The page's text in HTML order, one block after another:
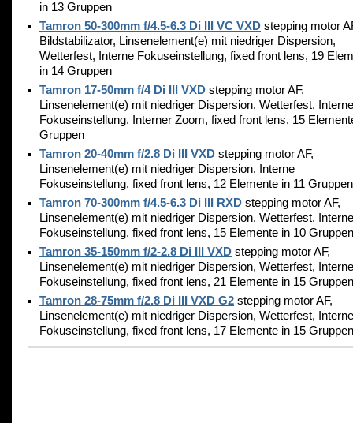
in 13 Gruppen
Tamron 50-300mm f/4.5-6.3 Di III VC VXD stepping motor
Bildstabilizator, Linsenelement(e) mit niedriger Dispersion,
Wetterfest, Interne Fokuseinstellung, fixed front lens, 19
in 14 Gruppen
Tamron 17-50mm f/4 Di III VXD stepping motor AF,
Linsenelement(e) mit niedriger Dispersion, Wetterfest, Interne
Fokuseinstellung, Interner Zoom, fixed front lens, 15
Gruppen
Tamron 20-40mm f/2.8 Di III VXD stepping motor AF,
Linsenelement(e) mit niedriger Dispersion, Interne
Fokuseinstellung, fixed front lens, 12 Elemente in 11 Gruppen
Tamron 70-300mm f/4.5-6.3 Di III RXD stepping motor AF,
Linsenelement(e) mit niedriger Dispersion, Wetterfest, Interne
Fokuseinstellung, fixed front lens, 15 Elemente in 10 Gruppen
Tamron 35-150mm f/2-2.8 Di III VXD stepping motor AF,
Linsenelement(e) mit niedriger Dispersion, Wetterfest, Interne
Fokuseinstellung, fixed front lens, 21 Elemente in 15 Gruppen
Tamron 28-75mm f/2.8 Di III VXD G2 stepping motor AF,
Linsenelement(e) mit niedriger Dispersion, Wetterfest, Interne
Fokuseinstellung, fixed front lens, 17 Elemente in 15 Gruppen